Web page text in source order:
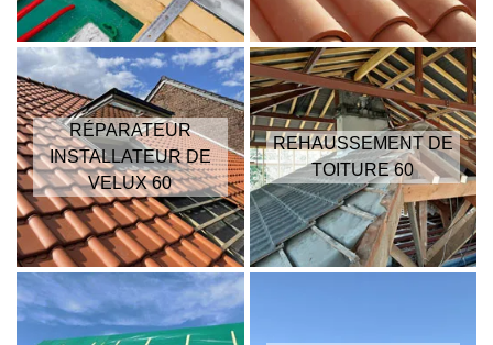
RÉPARATEUR
INSTALLATEUR DE
VELUX 60
REHAUSSEMENT DE
TOITURE 60